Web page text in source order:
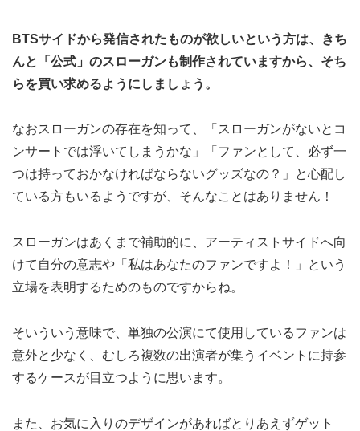
BTSサイドから発信されたものが欲しいという方は、きち
んと「公式」のスローガンも制作されていますから、そち
らを買い求めるようにしましょう。
なおスローガンの存在を知って、「スローガンがないとコ
ンサートでは浮いてしまうかな」「ファンとして、必ず一
つは持っておかなければならないグッズなの？」と心配し
ている方もいるようですが、そんなことはありません！
スローガンはあくまで補助的に、アーティストサイドへ向
けて自分の意志や「私はあなたのファンですよ！」という
立場を表明するためのものですからね。
そいういう意味で、単独の公演にて使用しているファンは
意外と少なく、むしろ複数の出演者が集うイベントに持参
するケースが目立つように思います。
また、お気に入りのデザインがあればとりあえずゲット